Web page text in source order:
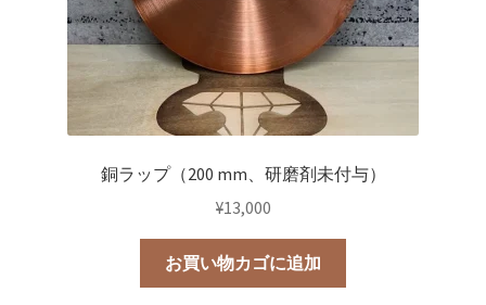
選
択
で
銅ラップ（200 mm、研磨剤未付与）
¥13,000
お買い物カゴに追加